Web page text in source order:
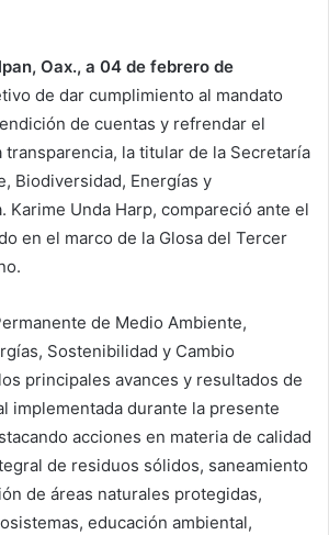
Oax., a 04 de febrero de
de dar cumplimiento al mandato
de cuentas y refrendar el
la titular de la Secretaría
Biodiversidad, Energías y
Karime Unda Harp, compareció ante el
en el marco de la Glosa del Tercer
de Medio Ambiente,
Sostenibilidad y Cambio
principales avances y resultados de
implementada durante la presente
acciones en materia de calidad
de residuos sólidos, saneamiento
de áreas naturales protegidas,
educación ambiental,